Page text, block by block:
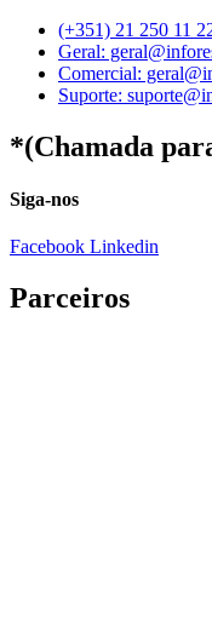
(+351) 21 250 11
Geral:
Comercial:
Suporte:
*(Chamada
Siga-nos
Facebook Linkedin
Parceiros